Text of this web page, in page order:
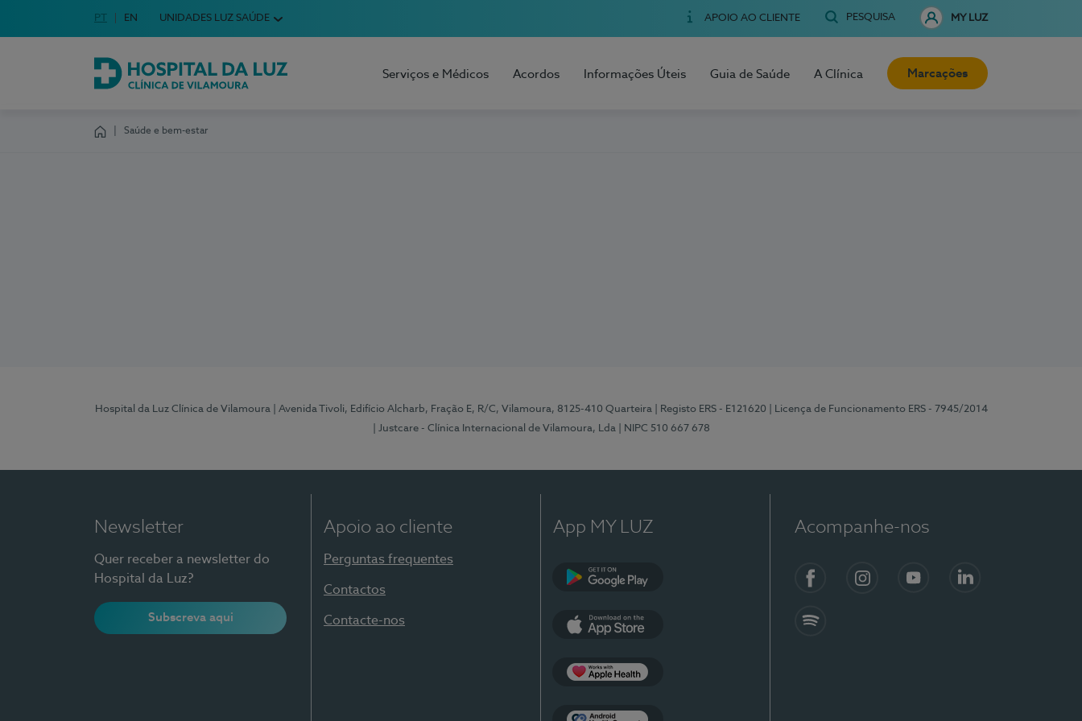
Escolha o seu idioma
Idioma em Português
PT English Language
EN UNIDADES LUZ SAÚDE APOIO AO CLIENTE PESQUISA MY LUZ
Hospital da Luz Clínica de Vilamoura
Serviços e Médicos Acordos Informações Úteis Guia de Saúde A Clínica Marcações
Saúde e bem-estar
Hospital da Luz Clínica de Vilamoura | Avenida Tivoli, Edifício Alcharb, Fração E, R/C, Vilamoura, 8125-410 Quarteira | Registo ERS - E121620
| Licença de Funcionamento ERS - 7945/2014
| Justcare - Clínica Internacional de Vilamoura, Lda
| NIPC 510 667 678
Newsletter
Quer receber a newsletter do
Hospital da Luz?
Subscreva aqui
Apoio ao cliente
Perguntas frequentes
Contactos
Contacte-nos
App MY LUZ Acompanhe-nos